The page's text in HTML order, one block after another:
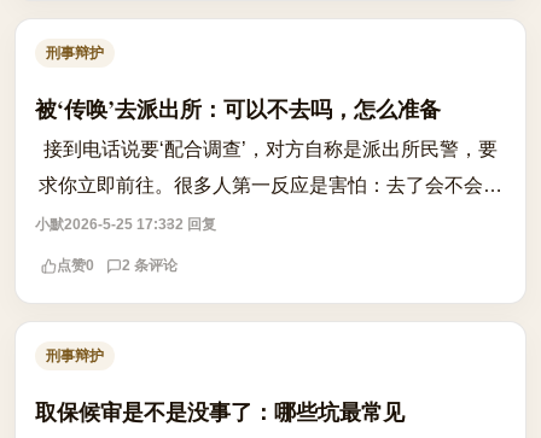
刑事辩护
被‘传唤’去派出所：可以不去吗，怎么准备
接到电话说要‘配合调查’，对方自称是派出所民警，要
求你立即前往。很多人第一反应是害怕：去了会不会被
扣留？不去又会不会被追责？其实，传唤是公安机关依
法行使职权的程序之一，但并非强制措...
小默2026-5-25 17:332 回复
点赞0 2 条评论
刑事辩护
取保候审是不是没事了：哪些坑最常见